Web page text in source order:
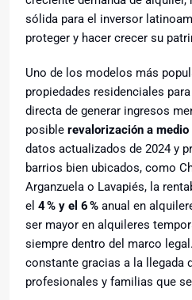
sólida para el inversor
proteger y hacer crecer su
Uno de los modelos más
propiedades residenciales
directa de generar ingresos
posible revalorización a
datos actualizados de 2024 y
barrios bien ubicados, como
Arganzuela o Lavapiés, la
el 4% y el 6% anual en
ser mayor en alquileres
siempre dentro del marco
constante gracias a la llegada
profesionales y familias que